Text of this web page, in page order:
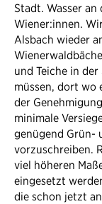
Stadt. Wasser
Wiener:innen.
Alsbach wieder
und Teiche in
müssen, dort wo
der
minimale
genügend Grün-
vorzuschreiben.
viel höheren
eingesetzt
die schon jetzt